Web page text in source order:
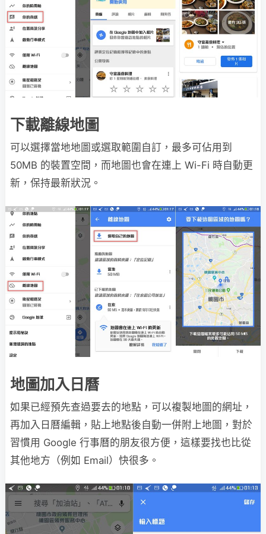
下載離線地圖
可以選擇當地地圖或選取範圍自訂，最多可佔用到
50MB 的裝置空間，而地圖也會在連上 Wi-Fi 時自動更
新，保持最新狀況。
地圖加入日曆
如果已經預先查過要去的地點，可以複製地圖的網址，
再加入日曆編輯，貼上地點後自動一併附上地圖，對於
習慣用 Google 行事曆的朋友很方便，這樣要找也比從
其他地方（例如 Email）快很多。